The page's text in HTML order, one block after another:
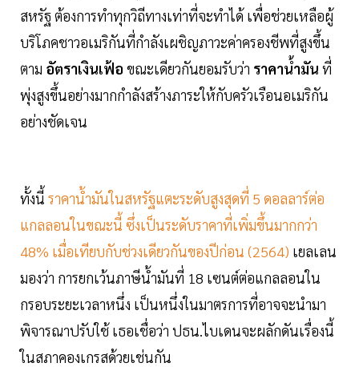
สหรัฐ ต้องการทำทุกวิถีทางเท่าที่จะทำได้ เพื่อช่วยเหลือผู้
บริโภคชาวอเมริกันที่กำลังเผชิญภาวะค่าครองชีพที่สูงขึ้น
ตาม อัตราเงินเฟ้อ ขณะเดียวกันยอมรับว่า ราคาน้ำมัน ที่
พุ่งสูงขึ้นอย่างมากกำลังสร้างภาระให้กับครัวเรือนอเมริกัน
อย่างชัดเจน
ทั้งนี้ ราคาน้ำมันในสหรัฐแตะระดับสูงสุดที่ 5 ดอลลาร์ต่อ
แกลลอนในขณะนี้ ซึ่งเป็นระดับราคาที่เพิ่มขึ้นมากกว่า
48% เมื่อเทียบกับช่วงเดียวกันของปีก่อน (2564) เยลเลน
มองว่า การยกเว้นภาษีน้ำมันที่ 18 เซนต์ต่อแกลลอนใน
กรอบระยะเวลาหนึ่ง เป็นหนึ่งในมาตรการที่อาจจะนำมา
พิจารณาปรับใช้ เธอเชื่อว่า ปธน.ไบเดนจะผลักดันเรื่องนี้
ในสภาคองเกรสด้วยเช่นกัน